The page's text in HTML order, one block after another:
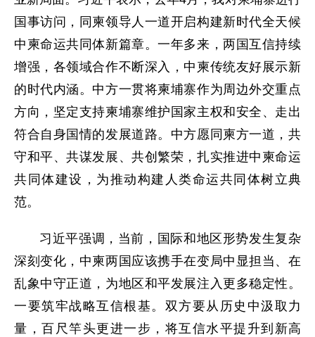
国事访问，同柬领导人一道开启构建新时代全天候
中柬命运共同体新篇章。一年多来，两国互信持续
增强，各领域合作不断深入，中柬传统友好展示新
的时代内涵。中方一贯将柬埔寨作为周边外交重点
方向，坚定支持柬埔寨维护国家主权和安全、走出
符合自身国情的发展道路。中方愿同柬方一道，共
守和平、共谋发展、共创繁荣，扎实推进中柬命运
共同体建设，为推动构建人类命运共同体树立典
范。
习近平强调，当前，国际和地区形势发生复杂
深刻变化，中柬两国应该携手在变局中显担当、在
乱象中守正道，为地区和平发展注入更多稳定性。
一要筑牢战略互信根基。双方要从历史中汲取力
量，百尺竿头更进一步，将互信水平提升到新高